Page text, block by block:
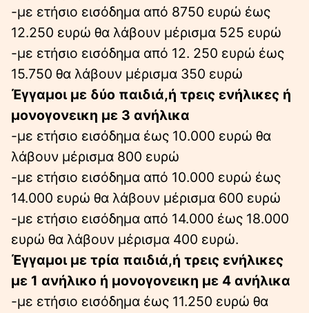
-με ετήσιο εισόδημα από 8750 ευρώ έως
12.250 ευρώ θα λάβουν μέρισμα 525 ευρώ
-με ετήσιο εισόδημα από 12. 250 ευρώ έως
15.750 θα λάβουν μέρισμα 350 ευρώ
Έγγαμοι με δύο παιδιά,ή τρεις ενήλικες ή
μονογονεικη με 3 ανήλικα
-με ετήσιο εισόδημα έως 10.000 ευρώ θα
λάβουν μέρισμα 800 ευρώ
-με ετήσιο εισόδημα από 10.000 ευρώ έως
14.000 ευρώ θα λάβουν μέρισμα 600 ευρώ
-με ετήσιο εισόδημα από 14.000 έως 18.000
ευρώ θα λάβουν μέρισμα 400 ευρώ.
Έγγαμοι με τρία παιδιά,ή τρεις ενήλικες
με 1 ανήλικο ή μονογονεικη με 4 ανήλικα
-με ετήσιο εισόδημα έως 11.250 ευρώ θα